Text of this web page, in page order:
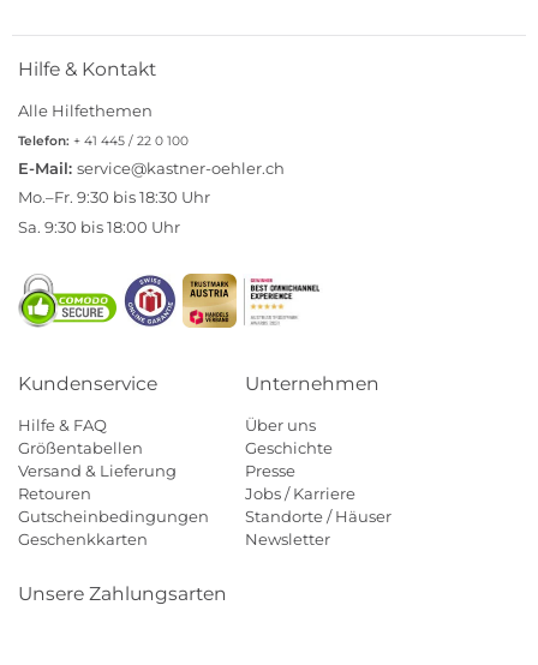
Hilfe & Kontakt
Alle Hilfethemen
Telefon: + 41 445 / 22 0 100
E-Mail: service@kastner-oehler.ch
Mo.–Fr. 9:30 bis 18:30 Uhr
Sa. 9:30 bis 18:00 Uhr
Kundenservice
Hilfe & FAQ
Größentabellen
Versand & Lieferung
Retouren
Gutscheinbedingungen
Geschenkkarten
Unternehmen
Über uns
Geschichte
Presse
Jobs / Karriere
Standorte / Häuser
Newsletter
Unsere Zahlungsarten